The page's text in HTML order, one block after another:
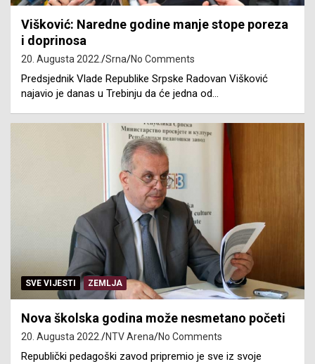
Višković: Naredne godine manje stope poreza
i doprinosa
20. Augusta 2022. Srna No Comments
Predsjednik Vlade Republike Srpske Radovan Višković
najavio je danas u Trebinju da će jedna od…
SVE VIJESTI ZEMLJA
Nova školska godina može nesmetano početi
20. Augusta 2022. NTV Arena No Comments
Republički pedagoški zavod pripremio je sve iz svoje